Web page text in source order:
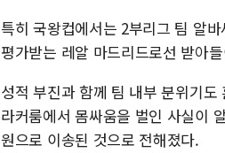
특히 국왕컵에서는 2부리그 팀 알
평가받는 레알 마드리드로선 받아
성적 부진과 함께 팀 내부 분위기
라커룸에서 몸싸움을 벌인 사실이
원으로 이송된 것으로 전해졌다.